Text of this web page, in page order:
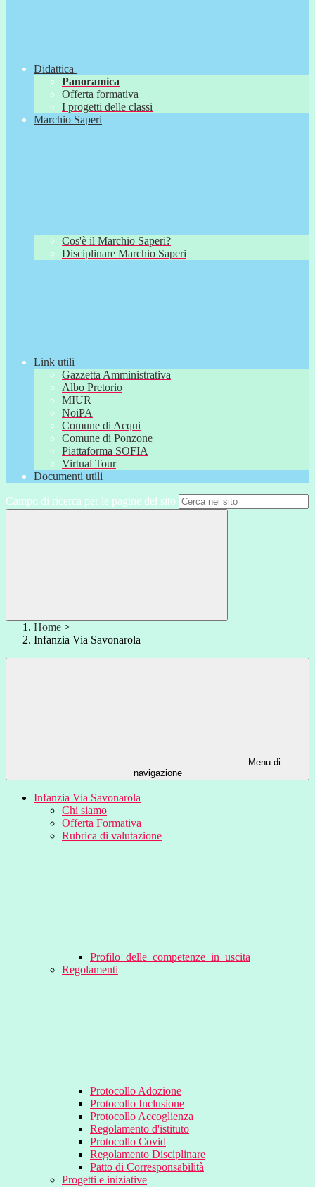
Didattica
Panoramica
Offerta formativa
I progetti delle classi
Marchio Saperi
Cos'è il Marchio Saperi?
Disciplinare Marchio Saperi
Link utili
Gazzetta Amministrativa
Albo Pretorio
MIUR
NoiPA
Comune di Acqui
Comune di Ponzone
Piattaforma SOFIA
Virtual Tour
Documenti utili
Campo di ricerca per le pagine del sito
Home >
Infanzia Via Savonarola
Menu di
navigazione
Infanzia Via Savonarola
Chi siamo
Offerta Formativa
Rubrica di valutazione
Profilo_delle_competenze_in_uscita
Regolamenti
Protocollo Adozione
Protocollo Inclusione
Protocollo Accoglienza
Regolamento d'istituto
Protocollo Covid
Regolamento Disciplinare
Patto di Corresponsabilità
Progetti e iniziative